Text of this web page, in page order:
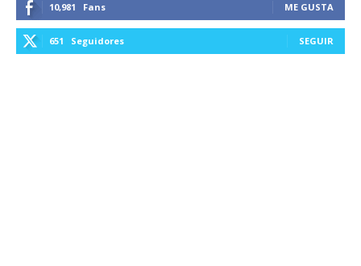
10,981 Fans ME GUSTA
651 Seguidores SEGUIR